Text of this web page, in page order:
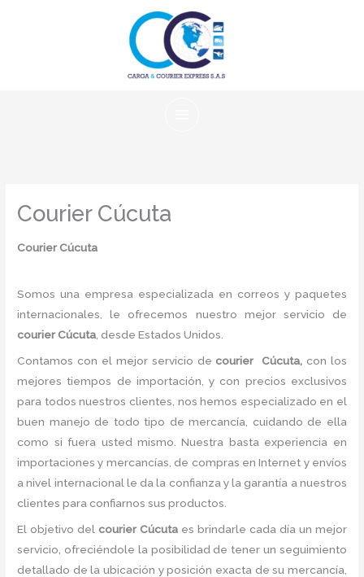
Courier Cúcuta
Courier Cúcuta
Somos una empresa especializada en correos y paquetes
internacionales, le ofrecemos nuestro mejor servicio de
courier Cúcuta , desde Estados Unidos.
Contamos con el mejor servicio de courier Cúcuta, con los
mejores tiempos de importación, y con precios exclusivos
para todos nuestros clientes, nos hemos especializado en el
buen manejo de todo tipo de mercancía, cuidando de ella
como si fuera usted mismo. Nuestra basta experiencia en
importaciones y mercancías, de compras en Internet y envíos
a nivel internacional le da la confianza y la garantía a nuestros
clientes para confiarnos sus productos.
El objetivo del courier Cúcuta es brindarle cada día un mejor
servicio, ofreciéndole la posibilidad de tener un seguimiento
detallado de la ubicación y posición exacta de su mercancía,